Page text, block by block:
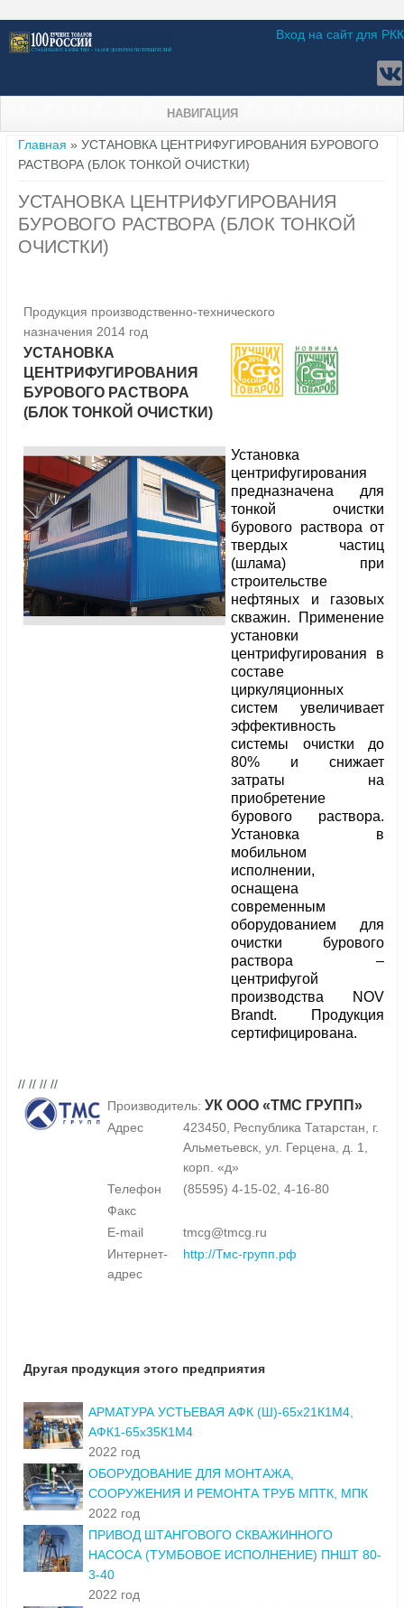
Вход на сайт для РКК
НАВИГАЦИЯ
Вы здесь
Главная » УСТАНОВКА ЦЕНТРИФУГИРОВАНИЯ БУРОВОГО
РАСТВОРА (БЛОК ТОНКОЙ ОЧИСТКИ)
УСТАНОВКА ЦЕНТРИФУГИРОВАНИЯ
БУРОВОГО РАСТВОРА (БЛОК ТОНКОЙ
ОЧИСТКИ)
Продукция производственно-технического
назначения 2014 год
УСТАНОВКА
ЦЕНТРИФУГИРОВАНИЯ
БУРОВОГО РАСТВОРА
(БЛОК ТОНКОЙ ОЧИСТКИ)
Установка
центрифугирования
предназначена для
тонкой очистки
бурового раствора от
твердых частиц
(шлама) при
строительстве
нефтяных и газовых
скважин. Применение
установки
центрифугирования в
составе
циркуляционных
систем увеличивает
эффективность
системы очистки до
80% и снижает
затраты на
приобретение
бурового раствора.
Установка в
мобильном
исполнении,
оснащена
современным
оборудованием для
очистки бурового
раствора –
центрифугой
производства NOV
Brandt. Продукция
сертифицирована.
// // // //
Производитель: УК ООО «ТМС ГРУПП»
Адрес
423450, Республика Татарстан, г.
Альметьевск, ул. Герцена, д. 1,
корп. «д»
Телефон
(85595) 4-15-02, 4-16-80
Факс
E-mail
tmcg@tmcg.ru
Интернет-
адрес
http://Тмс-групп.рф
Другая продукция этого предприятия
АРМАТУРА УСТЬЕВАЯ АФК (Ш)-65x21К1М4,
АФК1-65x35К1М4
2022 год
ОБОРУДОВАНИЕ ДЛЯ МОНТАЖА,
СООРУЖЕНИЯ И РЕМОНТА ТРУБ МПТК, МПК
2022 год
ПРИВОД ШТАНГОВОГО СКВАЖИННОГО
НАСОСА (ТУМБОВОЕ ИСПОЛНЕНИЕ) ПНШТ 80-
3-40
2022 год